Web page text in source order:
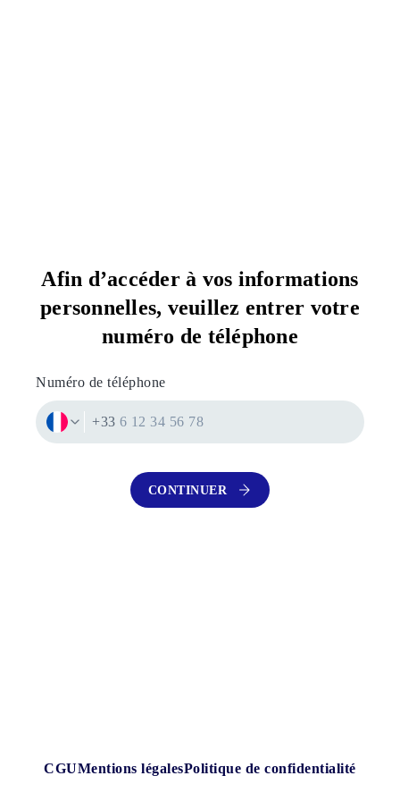
Afin d’accéder à vos informations
personnelles, veuillez entrer votre
numéro de téléphone
Numéro de téléphone
+33
CONTINUER
CGUMentions légalesPolitique de confidentialité